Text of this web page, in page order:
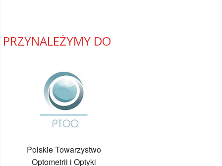
PRZYNALEŻYMY DO
Polskie Towarzystwo
Optometrii i Optyki